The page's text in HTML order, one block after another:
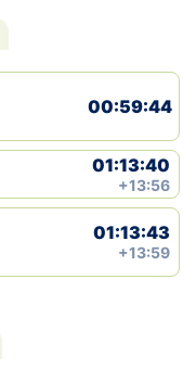
00:59:44
01:13:40
+13:56
01:13:43
+13:59